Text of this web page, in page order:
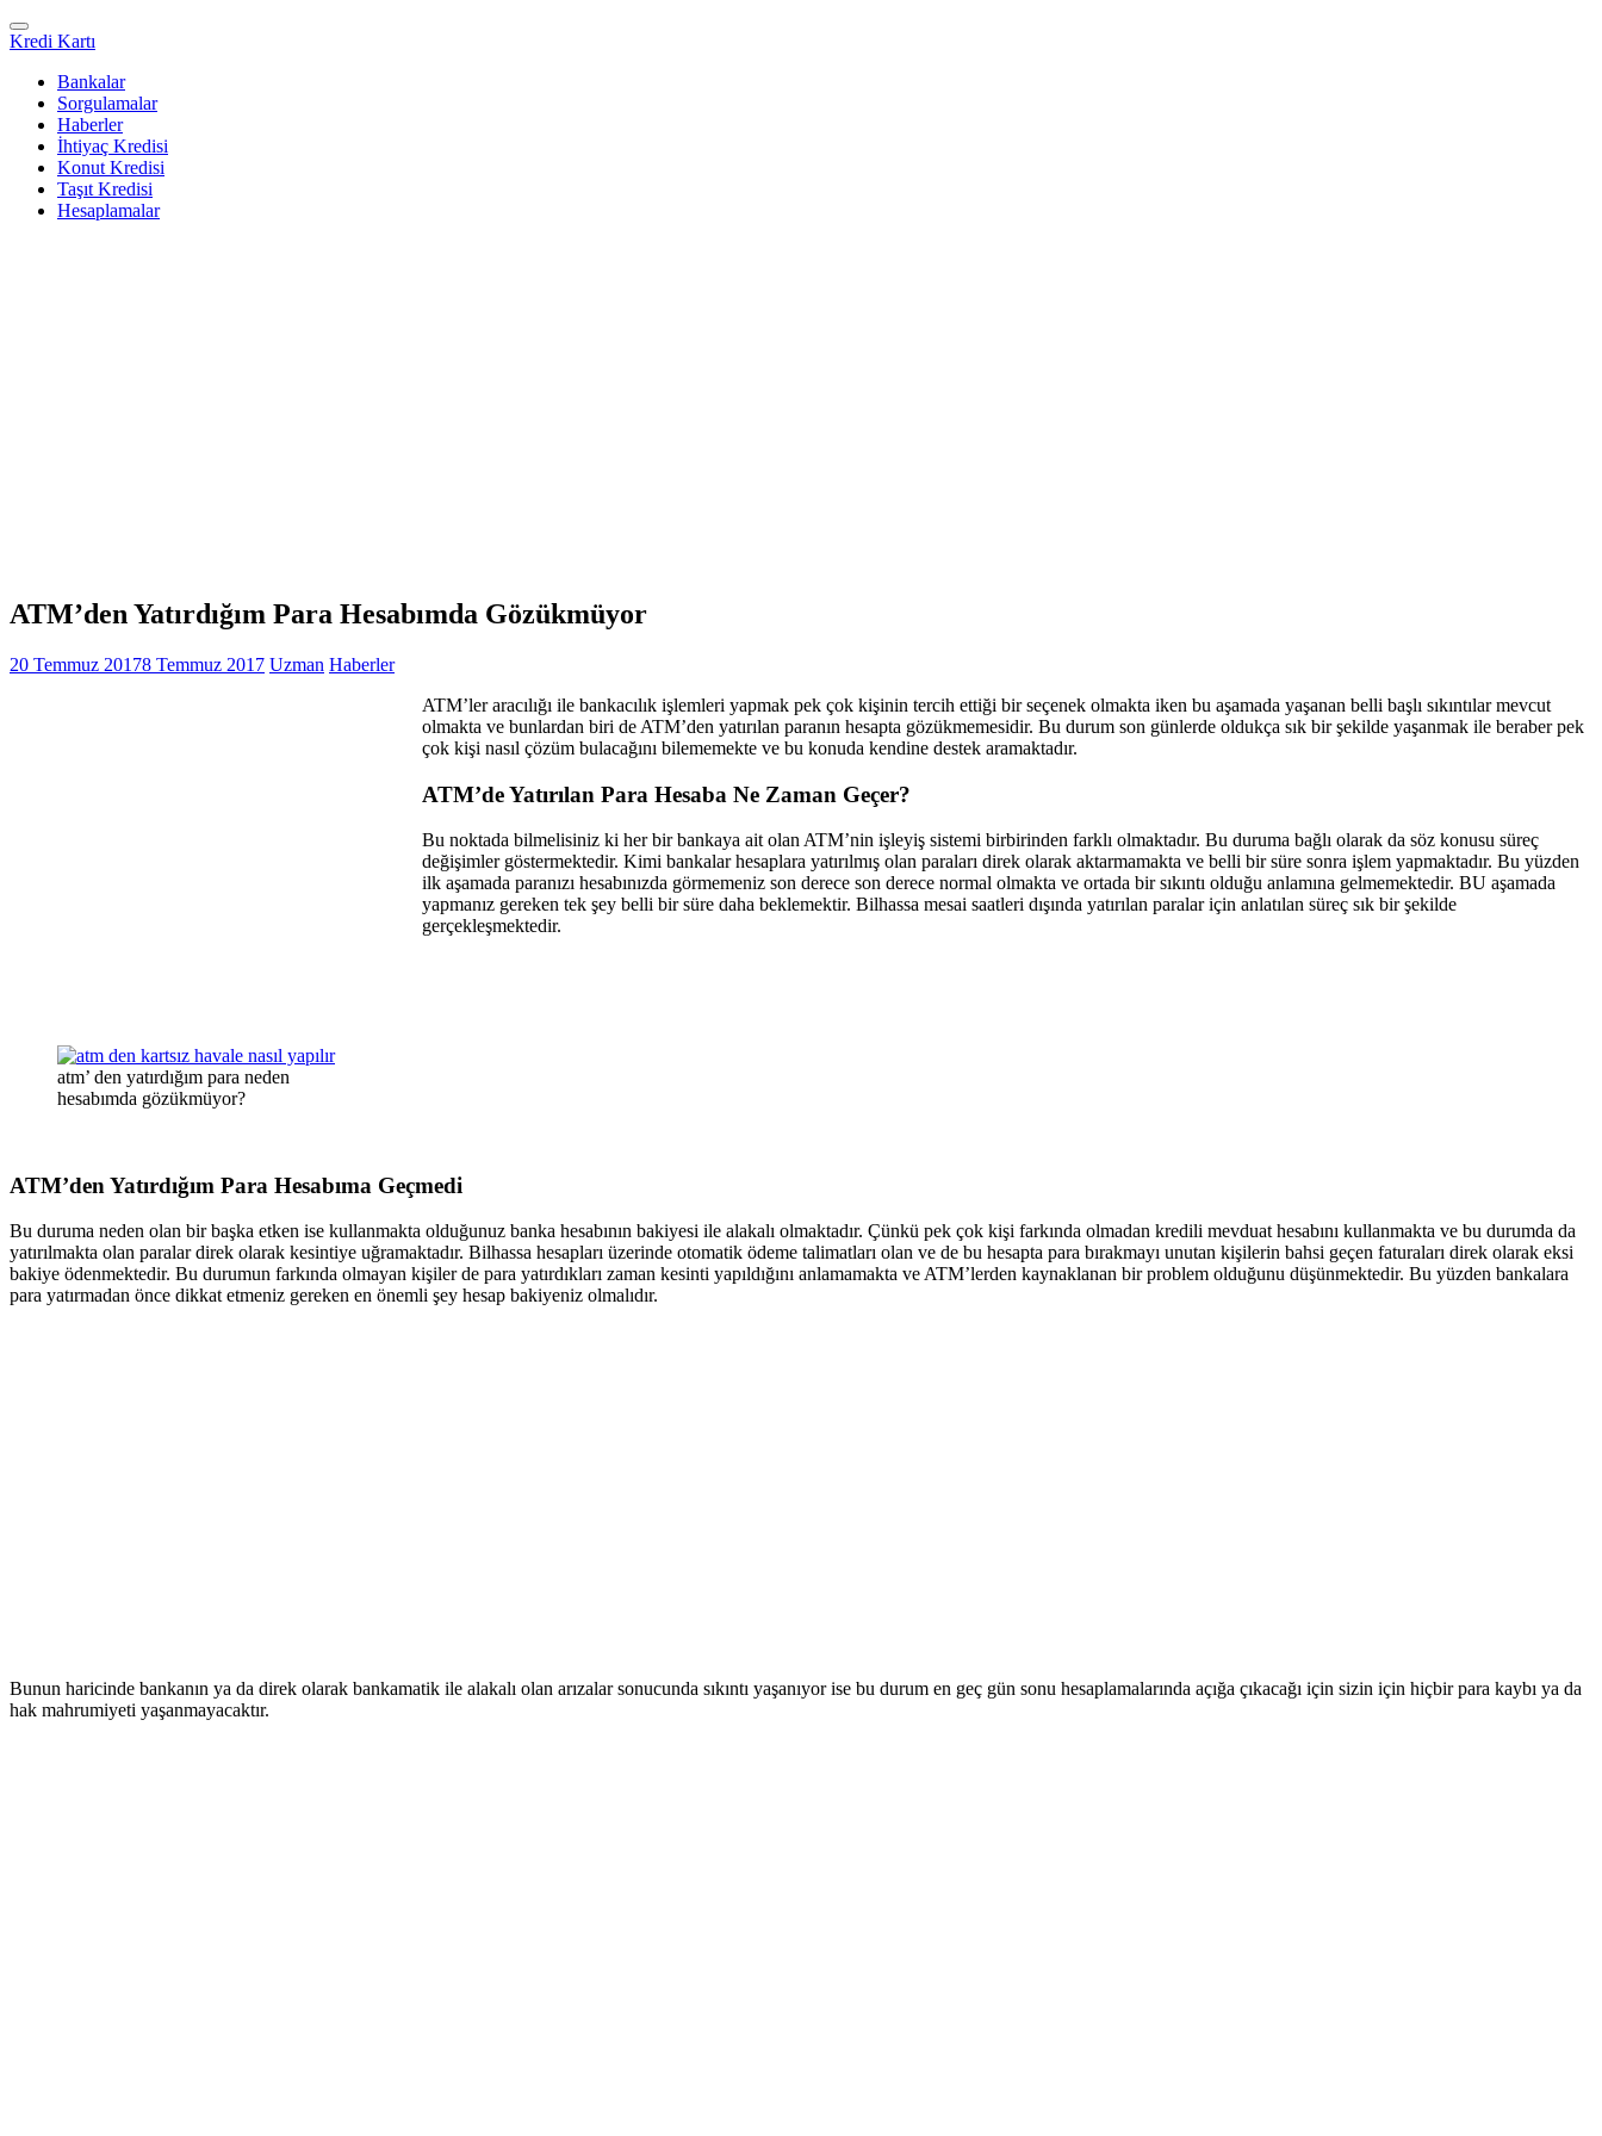
Kredi Kartı
Bankalar
Sorgulamalar
Haberler
İhtiyaç Kredisi
Konut Kredisi
Taşıt Kredisi
Hesaplamalar
ATM’den Yatırdığım Para Hesabımda Gözükmüyor
20 Temmuz 20178 Temmuz 2017 Uzman Haberler
ATM’ler aracılığı ile bankacılık işlemleri yapmak pek çok kişinin tercih ettiği bir seçenek olmakta iken bu aşamada yaşanan belli başlı sıkıntılar mevcut
olmakta ve bunlardan biri de ATM’den yatırılan paranın hesapta gözükmemesidir. Bu durum son günlerde oldukça sık bir şekilde yaşanmak ile beraber pek
çok kişi nasıl çözüm bulacağını bilememekte ve bu konuda kendine destek aramaktadır.
ATM’de Yatırılan Para Hesaba Ne Zaman Geçer?
Bu noktada bilmelisiniz ki her bir bankaya ait olan ATM’nin işleyiş sistemi birbirinden farklı olmaktadır. Bu duruma bağlı olarak da söz konusu süreç
değişimler göstermektedir. Kimi bankalar hesaplara yatırılmış olan paraları direk olarak aktarmamakta ve belli bir süre sonra işlem yapmaktadır. Bu yüzden
ilk aşamada paranızı hesabınızda görmemeniz son derece son derece normal olmakta ve ortada bir sıkıntı olduğu anlamına gelmemektedir. BU aşamada
yapmanız gereken tek şey belli bir süre daha beklemektir. Bilhassa mesai saatleri dışında yatırılan paralar için anlatılan süreç sık bir şekilde
gerçekleşmektedir.
atm’ den yatırdığım para neden
hesabımda gözükmüyor?
ATM’den Yatırdığım Para Hesabıma Geçmedi
Bu duruma neden olan bir başka etken ise kullanmakta olduğunuz banka hesabının bakiyesi ile alakalı olmaktadır. Çünkü pek çok kişi farkında olmadan kredili mevduat hesabını kullanmakta ve bu durumda da
yatırılmakta olan paralar direk olarak kesintiye uğramaktadır. Bilhassa hesapları üzerinde otomatik ödeme talimatları olan ve de bu hesapta para bırakmayı unutan kişilerin bahsi geçen faturaları direk olarak eksi
bakiye ödenmektedir. Bu durumun farkında olmayan kişiler de para yatırdıkları zaman kesinti yapıldığını anlamamakta ve ATM’lerden kaynaklanan bir problem olduğunu düşünmektedir. Bu yüzden bankalara
para yatırmadan önce dikkat etmeniz gereken en önemli şey hesap bakiyeniz olmalıdır.
Bunun haricinde bankanın ya da direk olarak bankamatik ile alakalı olan arızalar sonucunda sıkıntı yaşanıyor ise bu durum en geç gün sonu hesaplamalarında açığa çıkacağı için sizin için hiçbir para kaybı ya da
hak mahrumiyeti yaşanmayacaktır.